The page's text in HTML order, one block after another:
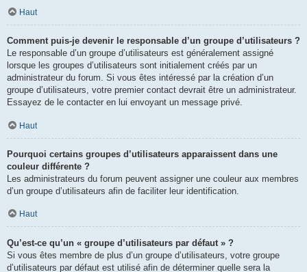
Haut
Comment puis-je devenir le responsable d’un groupe d’utilisateurs ?
Le responsable d’un groupe d’utilisateurs est généralement assigné
lorsque les groupes d’utilisateurs sont initialement créés par un
administrateur du forum. Si vous êtes intéressé par la création d’un
groupe d’utilisateurs, votre premier contact devrait être un administrateur.
Essayez de le contacter en lui envoyant un message privé.
Haut
Pourquoi certains groupes d’utilisateurs apparaissent dans une
couleur différente ?
Les administrateurs du forum peuvent assigner une couleur aux membres
d’un groupe d’utilisateurs afin de faciliter leur identification.
Haut
Qu’est-ce qu’un « groupe d’utilisateurs par défaut » ?
Si vous êtes membre de plus d’un groupe d’utilisateurs, votre groupe
d’utilisateurs par défaut est utilisé afin de déterminer quelle sera la